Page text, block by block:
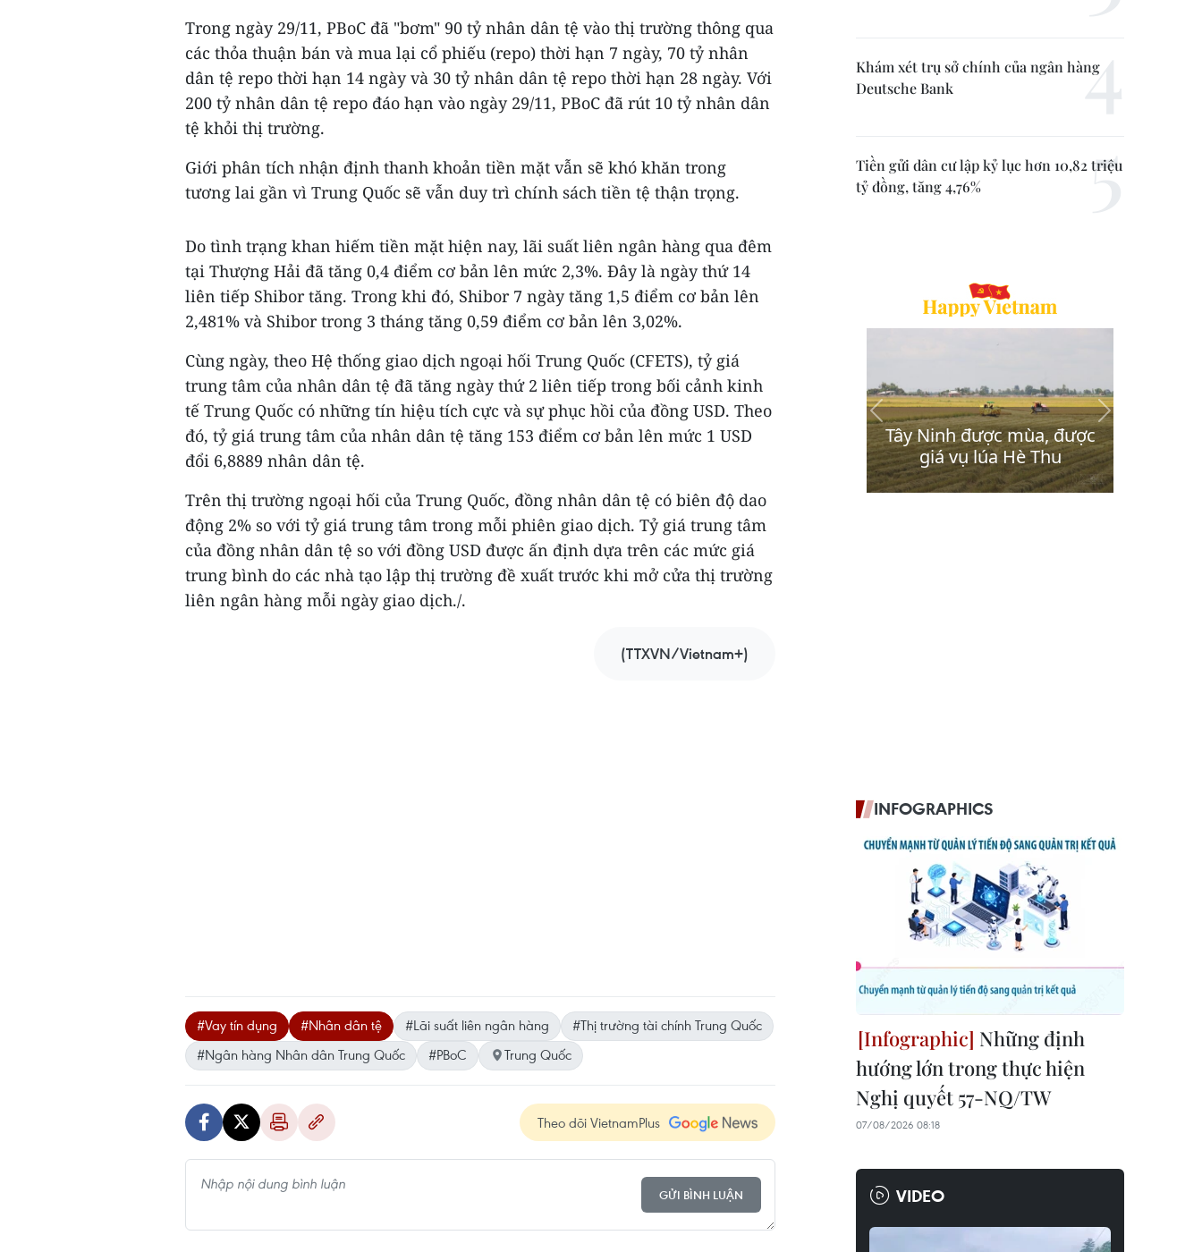
Trong ngày 29/11, PBoC đã "bơm" 90 tỷ nhân dân tệ vào thị trường thông qua
các thỏa thuận bán và mua lại cổ phiếu (repo) thời hạn 7 ngày, 70 tỷ nhân
dân tệ repo thời hạn 14 ngày và 30 tỷ nhân dân tệ repo thời hạn 28 ngày. Với
200 tỷ nhân dân tệ repo đáo hạn vào ngày 29/11, PBoC đã rút 10 tỷ nhân dân
tệ khỏi thị trường.
Giới phân tích nhận định thanh khoản tiền mặt vẫn sẽ khó khăn trong
tương lai gần vì Trung Quốc sẽ vẫn duy trì chính sách tiền tệ thận trọng.
Do tình trạng khan hiếm tiền mặt hiện nay, lãi suất liên ngân hàng qua đêm
tại Thượng Hải đã tăng 0,4 điểm cơ bản lên mức 2,3%. Đây là ngày thứ 14
liên tiếp Shibor tăng. Trong khi đó, Shibor 7 ngày tăng 1,5 điểm cơ bản lên
2,481% và Shibor trong 3 tháng tăng 0,59 điểm cơ bản lên 3,02%.
Cùng ngày, theo Hệ thống giao dịch ngoại hối Trung Quốc (CFETS), tỷ giá
trung tâm của nhân dân tệ đã tăng ngày thứ 2 liên tiếp trong bối cảnh kinh
tế Trung Quốc có những tín hiệu tích cực và sự phục hồi của đồng USD. Theo
đó, tỷ giá trung tâm của nhân dân tệ tăng 153 điểm cơ bản lên mức 1 USD
đổi 6,8889 nhân dân tệ.
Trên thị trường ngoại hối của Trung Quốc, đồng nhân dân tệ có biên độ dao
động 2% so với tỷ giá trung tâm trong mỗi phiên giao dịch. Tỷ giá trung tâm
của đồng nhân dân tệ so với đồng USD được ấn định dựa trên các mức giá
trung bình do các nhà tạo lập thị trường đề xuất trước khi mở cửa thị trường
liên ngân hàng mỗi ngày giao dịch./.
(TTXVN/Vietnam+)
#Vay tín dụng #Nhân dân tệ #Lãi suất liên ngân hàng
#Thị trường tài chính Trung Quốc
#Ngân hàng Nhân dân Trung Quốc
#PBoC Trung Quốc
Theo dõi VietnamPlus
GỬI BÌNH LUẬN
Khám xét trụ sở chính của ngân hàng
Deutsche Bank
Tiền gửi dân cư lập kỷ lục hơn 10,82 triệu
tỷ đồng, tăng 4,76%
INFOGRAPHICS
Những định
hướng lớn trong thực hiện
Nghị quyết 57-NQ/TW
07/08/2026 08:18
VIDEO